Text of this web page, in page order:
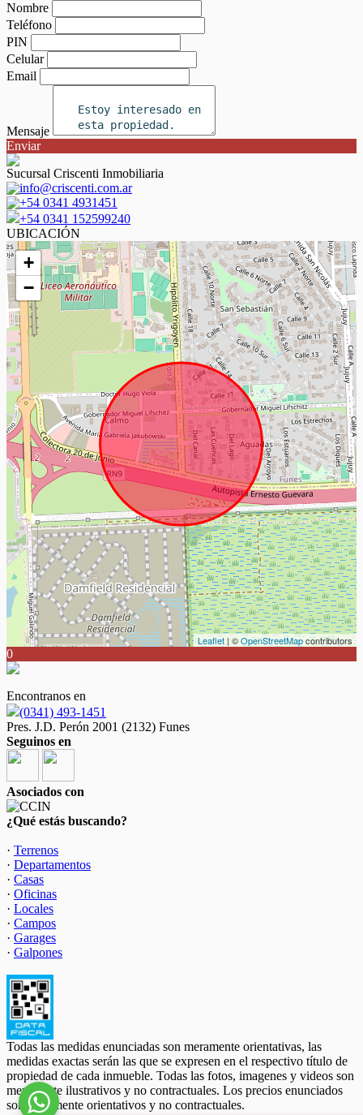
Nombre
Teléfono
PIN
Celular
Email
Mensaje
Enviar
Sucursal Criscenti Inmobiliaria
info@criscenti.com.ar
+54 0341 4931451
+54 0341 152599240
UBICACIÓN
+
−
Leaflet| ©OpenStreetMapcontributors
0
Encontranos en
(0341) 493-1451
Pres. J.D. Perón 2001 (2132) Funes
Seguinos en
Asociados con
¿Qué estás buscando?
· Terrenos
· Departamentos
· Casas
· Oficinas
· Locales
· Campos
· Garages
· Galpones
Todas las medidas enunciadas son meramente orientativas, las
medidas exactas serán las que se expresen en el respectivo título de
propiedad de cada inmueble. Todas las fotos, imagenes y videos son
meramente ilustrativos y no contractuales. Los precios enunciados
son meramente orientativos y no contractuales.